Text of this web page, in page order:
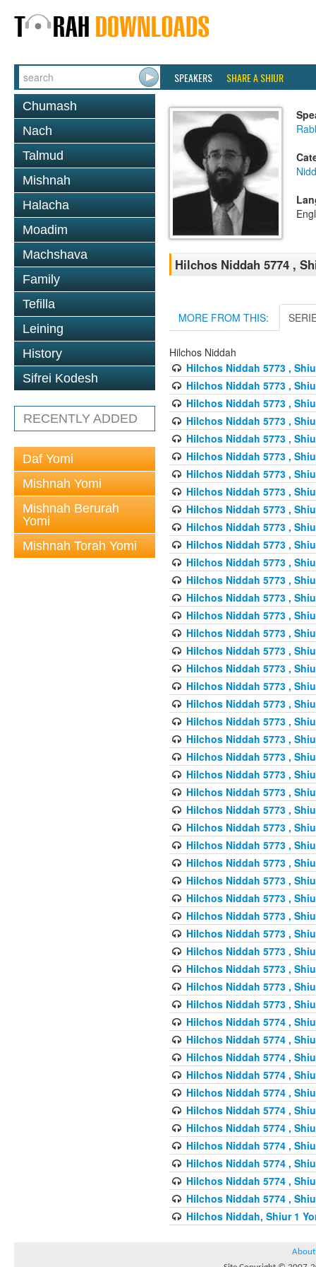
SPEAKERS SHARE A SHIUR
Chumash
Nach
Talmud
Mishnah
Halacha
Moadim
Machshava
Family
Tefilla
Leining
History
Sifrei Kodesh
RECENTLY ADDED
Daf Yomi
Mishnah Yomi
Mishnah Berurah
Yomi
Mishnah Torah Yomi
Hilchos Niddah 5774 ,
MORE FROM THIS:
Hilchos Niddah
Hilchos Niddah 5773 ,
Hilchos Niddah 5773 ,
Hilchos Niddah 5773 ,
Hilchos Niddah 5773 ,
Hilchos Niddah 5773 ,
Hilchos Niddah 5773 ,
Hilchos Niddah 5773 ,
Hilchos Niddah 5773 ,
Hilchos Niddah 5773 ,
Hilchos Niddah 5773 ,
Hilchos Niddah 5773 ,
Hilchos Niddah 5773 ,
Hilchos Niddah 5773 ,
Hilchos Niddah 5773 ,
Hilchos Niddah 5773 ,
Hilchos Niddah 5773 ,
Hilchos Niddah 5773 ,
Hilchos Niddah 5773 ,
Hilchos Niddah 5773 ,
Hilchos Niddah 5773 ,
Hilchos Niddah 5773 ,
Hilchos Niddah 5773 ,
Hilchos Niddah 5773 ,
Hilchos Niddah 5773 ,
Hilchos Niddah 5773 ,
Hilchos Niddah 5773 ,
Hilchos Niddah 5773 ,
Hilchos Niddah 5773 ,
Hilchos Niddah 5773 ,
Hilchos Niddah 5773 ,
Hilchos Niddah 5773 ,
Hilchos Niddah 5773 ,
Hilchos Niddah 5773 ,
Hilchos Niddah 5773 ,
Hilchos Niddah 5773 ,
Hilchos Niddah 5773 ,
Hilchos Niddah 5773 ,
Hilchos Niddah 5774 ,
Hilchos Niddah 5774 ,
Hilchos Niddah 5774 ,
Hilchos Niddah 5774 ,
Hilchos Niddah 5774 ,
Hilchos Niddah 5774 ,
Hilchos Niddah 5774 ,
Hilchos Niddah 5774 ,
Hilchos Niddah 5774 ,
Hilchos Niddah 5774 ,
Hilchos Niddah 5774 ,
Hilchos Niddah, Shiur 1
About